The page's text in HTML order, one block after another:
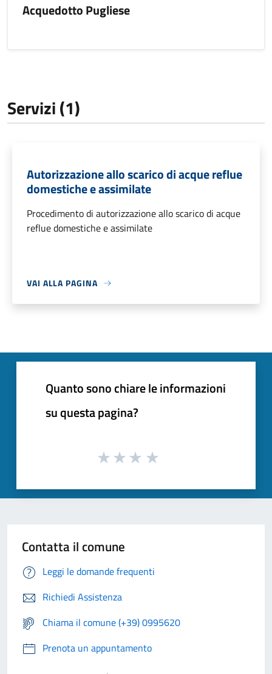
Acquedotto Pugliese
Servizi (1)
Autorizzazione allo scarico di acque reflue
domestiche e assimilate
Procedimento di autorizzazione allo scarico di acque
reflue domestiche e assimilate
VAI ALLA PAGINA
Quanto sono chiare le informazioni
su questa pagina?
Contatta il comune
Leggi le domande frequenti
Richiedi Assistenza
Chiama il comune (+39) 0995620
Prenota un appuntamento